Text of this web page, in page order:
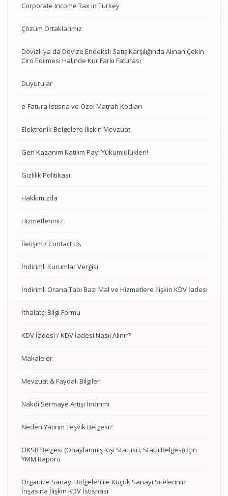
Corporate Income Tax in Turkey
Çözüm Ortaklarımız
Dövizli ya da Dövize Endeksli Satış Karşılığında Alınan Çekin
Ciro Edilmesi Halinde Kur Farkı Faturası
Duyurular
e-Fatura İstisna ve Özel Matrah Kodları
Elektronik Belgelere İlişkin Mevzuat
Geri Kazanım Katılım Payı Yükümlülükleri!
Gizlilik Politikası
Hakkımızda
Hizmetlerimiz
İletişim / Contact Us
İndirimli Kurumlar Vergisi
İndirimli Orana Tabi Bazı Mal ve Hizmetlere İlişkin KDV İadesi
İthalatçı Bilgi Formu
KDV İadesi / KDV İadesi Nasıl Alınır?
Makaleler
Mevzuat & Faydalı Bilgiler
Nakdi Sermaye Artışı İndirimi
Neden Yatırım Teşvik Belgesi?
OKSB Belgesi (Onaylanmış Kişi Statüsü, Statü Belgesi) İçin
YMM Raporu
Organize Sanayi Bölgeleri ile Küçük Sanayi Sitelerinin
İnşasına İlişkin KDV İstisnası